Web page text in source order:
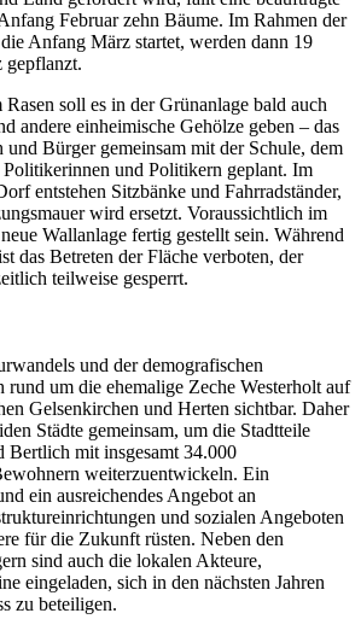
Februar zehn Bäume. Im Rahmen der
Anfang März startet, werden dann 19
gepflanzt.
Rasen soll es in der Grünanlage bald auch
andere einheimische Gehölze geben – das
und Bürger gemeinsam mit der Schule, dem
und Politikern geplant. Im
entstehen Sitzbänke und Fahrradständer,
wird ersetzt. Voraussichtlich im
Wallanlage fertig gestellt sein. Während
das Betreten der Fläche verboten, der
teilweise gesperrt.
und der demografischen
um die ehemalige Zeche Westerholt auf
Gelsenkirchen und Herten sichtbar. Daher
Städte gemeinsam, um die Stadtteile
Bertlich mit insgesamt 34.000
weiterzuentwickeln. Ein
ein ausreichendes Angebot an
und sozialen Angeboten
für die Zukunft rüsten. Neben den
sind auch die lokalen Akteure,
eingeladen, sich in den nächsten Jahren
zu beteiligen.